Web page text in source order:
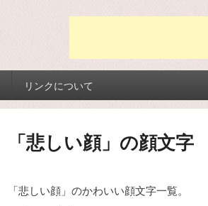
リンクについて
「悲しい顔」の顔文字
「悲しい顔」のかわいい顔文字一覧。